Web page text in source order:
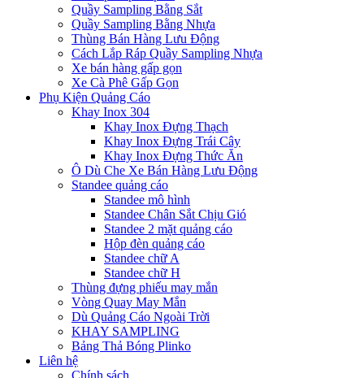
Quầy Sampling Bằng Sắt
Quầy Sampling Bằng Nhựa
Thùng Bán Hàng Lưu Động
Cách Lắp Ráp Quầy Sampling Nhựa
Xe bán hàng gấp gọn
Xe Cà Phê Gấp Gọn
Phụ Kiện Quảng Cáo
Khay Inox 304
Khay Inox Đựng Thạch
Khay Inox Đựng Trái Cây
Khay Inox Đựng Thức Ăn
Ô Dù Che Xe Bán Hàng Lưu Động
Standee quảng cáo
Standee mô hình
Standee Chân Sắt Chịu Gió
Standee 2 mặt quảng cáo
Hộp đèn quảng cáo
Standee chữ A
Standee chữ H
Thùng đựng phiếu may mắn
Vòng Quay May Mắn
Dù Quảng Cáo Ngoài Trời
KHAY SAMPLING
Bảng Thả Bóng Plinko
Liên hệ
Chính sách